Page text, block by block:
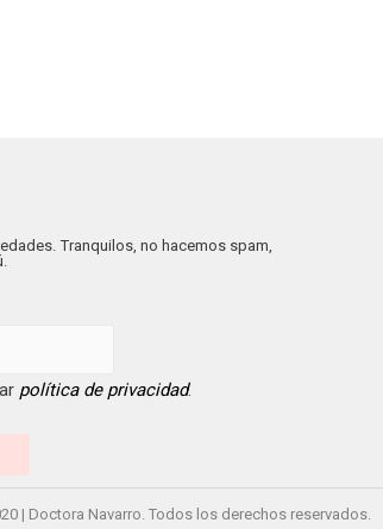
Tranquilos, no hacemos spam,
política de privacidad.
| Doctora Navarro. Todos los derechos reservados.